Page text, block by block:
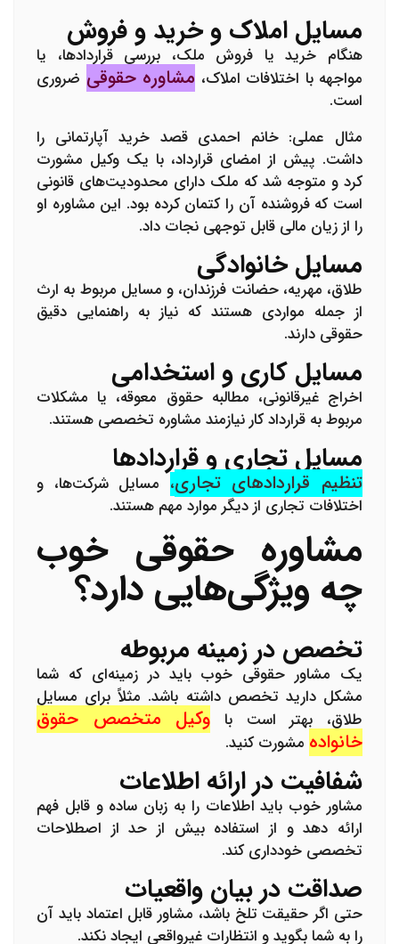
مسایل املاک و خرید و فروش
هنگام خرید یا فروش ملک، بررسی قراردادها، یا
مواجهه با اختلافات املاک، مشاوره حقوقی ضروری
است.
مثال عملی: خانم احمدی قصد خرید آپارتمانی را
داشت. پیش از امضای قرارداد، با یک وکیل مشورت
کرد و متوجه شد که ملک دارای محدودیت‌های قانونی
است که فروشنده آن را کتمان کرده بود. این مشاوره او
را از زیان مالی قابل توجهی نجات داد.
مسایل خانوادگی
طلاق، مهریه، حضانت فرزندان، و مسایل مربوط به ارث
از جمله مواردی هستند که نیاز به راهنمایی دقیق
حقوقی دارند.
مسایل کاری و استخدامی
اخراج غیرقانونی، مطالبه حقوق معوقه، یا مشکلات
مربوط به قرارداد کار نیازمند مشاوره تخصصی هستند.
مسایل تجاری و قراردادها
تنظیم قراردادهای تجاری، مسایل شرکت‌ها، و
اختلافات تجاری از دیگر موارد مهم هستند.
مشاوره حقوقی خوب
چه ویژگی‌هایی دارد؟
تخصص در زمینه مربوطه
یک مشاور حقوقی خوب باید در زمینه‌ای که شما
مشکل دارید تخصص داشته باشد. مثلاً برای مسایل
طلاق، بهتر است با وکیل متخصص حقوق
خانواده مشورت کنید.
شفافیت در ارائه اطلاعات
مشاور خوب باید اطلاعات را به زبان ساده و قابل فهم
ارائه دهد و از استفاده بیش از حد از اصطلاحات
تخصصی خودداری کند.
صداقت در بیان واقعیات
حتی اگر حقیقت تلخ باشد، مشاور قابل اعتماد باید آن
را به شما بگوید و انتظارات غیرواقعی ایجاد نکند.